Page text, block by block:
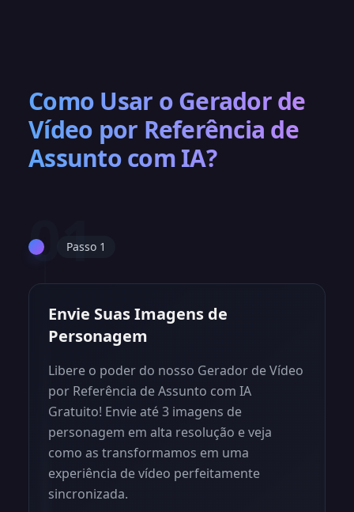
Como Usar o Gerador de
Vídeo por Referência de
Assunto com IA?
01
Passo 1
Envie Suas Imagens de
Personagem
Libere o poder do nosso Gerador de Vídeo
por Referência de Assunto com IA
Gratuito! Envie até 3 imagens de
personagem em alta resolução e veja
como as transformamos em uma
experiência de vídeo perfeitamente
sincronizada.